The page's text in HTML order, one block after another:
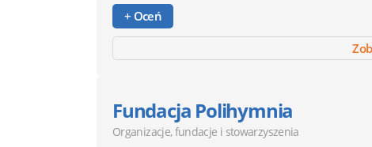
+ Oceń
Fundacja Polihymnia
Organizacje, fundacje i stowarzyszenia